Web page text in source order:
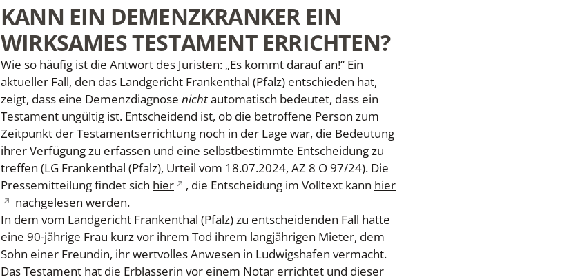
KANN EIN DEMENZKRANKER EIN
WIRKSAMES TESTAMENT ERRICHTEN?
Wie so häufig ist die Antwort des Juristen: „Es kommt darauf an!“ Ein
aktueller Fall, den das Landgericht Frankenthal (Pfalz) entschieden hat,
zeigt, dass eine Demenzdiagnose nichtautomatisch bedeutet, dass ein
Testament ungültig ist. Entscheidend ist, ob die betroffene Person zum
Zeitpunkt der Testamentserrichtung noch in der Lage war, die Bedeutung
ihrer Verfügung zu erfassen und eine selbstbestimmte Entscheidung zu
treffen (LG Frankenthal (Pfalz), Urteil vom 18.07.2024, AZ 8 O 97/24). Die
Pressemitteilung findet sich hier , die Entscheidung im Volltext kann hier
nachgelesen werden.
In dem vom Landgericht Frankenthal (Pfalz) zu entscheidenden Fall hatte
eine 90-jährige Frau kurz vor ihrem Tod ihrem langjährigen Mieter, dem
Sohn einer Freundin, ihr wertvolles Anwesen in Ludwigshafen vermacht.
Das Testament hat die Erblasserin vor einem Notar errichtet und dieser